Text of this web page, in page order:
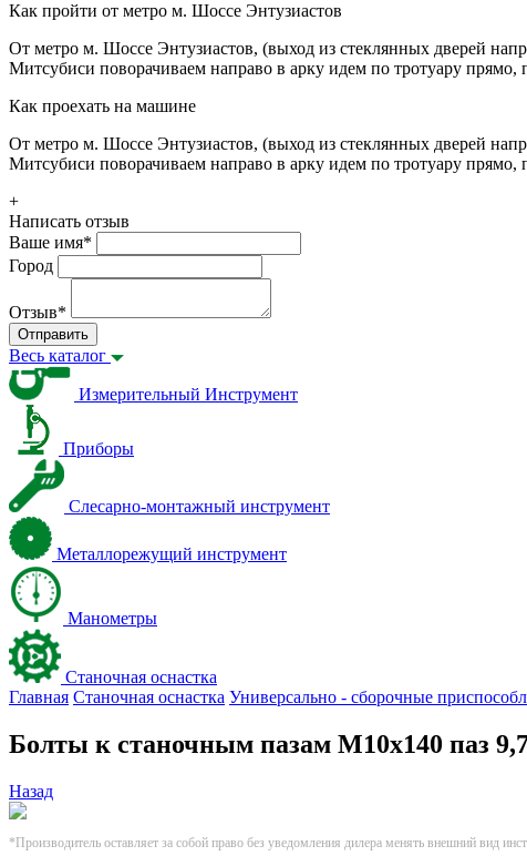
Как пройти от метро м. Шоссе Энтузиастов
От метро м. Шоссе Энтузиастов, (выход из стеклянных дверей
Митсубиси поворачиваем направо в арку идем по тротуару прямо,
Как проехать на машине
От метро м. Шоссе Энтузиастов, (выход из стеклянных дверей
Митсубиси поворачиваем направо в арку идем по тротуару прямо,
+
Написать отзыв
Ваше имя*
Город
Отзыв*
Отправить
Весь каталог
Измерительный Инструмент
Приборы
Слесарно-монтажный инструмент
Металлорежущий инструмент
Манометры
Станочная оснастка
Главная Станочная оснастка Универсально - сборочные
Болты к станочным пазам М10х140 паз
Назад
*Производитель оставляет за собой право без уведомления дилера менять внешний вид